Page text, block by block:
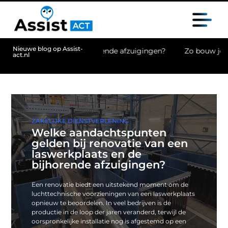
Nieuwe blog op Assist-
act.nl
afzuigingen? Zo bouw je een krullenroutine
ZAKELIJKE DIENSTVERLENING
Welke aandachtspunten
gelden bij renovatie van een
laswerkplaats en de
bijhorende afzuigingen?
Een renovatie biedt een uitstekend moment om de
luchttechnische voorzieningen van een laswerkplaats
opnieuw te beoordelen. In veel bedrijven is de
productie in de loop der jaren veranderd, terwijl de
oorspronkelijke installatie nog is afgestemd op een